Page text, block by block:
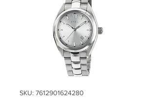
SKU: 7612901624280